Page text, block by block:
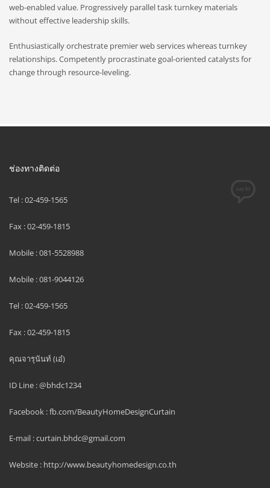
web-enabled value. Progressively parallel task turnkey materials
without effective leadership skills.
Enthusiastically orchestrate premier web services whereas turnkey
relationships. Competently procrastinate goal-oriented catalysts for
change through resource-leveling.
ช่องทางติดต่อ
Tel : 02-459-1565
Fax : 02-459-1815
Mobile : 081-5528988
Mobile : 081-9044126
Tel : 02-459-1565
Fax : 02-459-1815
คุณจารุนันท์ (เอ๋)
ID Line : @bhdc1234
Facebook : fb.com/BeautyHomeDesignCurtain
E-mail : curtain.bhdc@gmail.com
Website : http://www.beautyhomedesign.co.th